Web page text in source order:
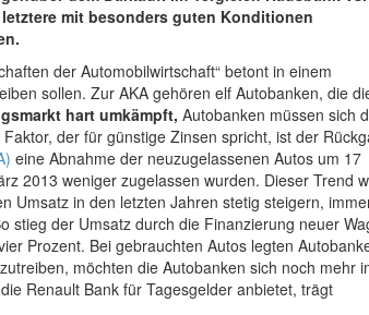
mit besonders guten Konditionen
der Automobilwirtschaft“ betont in einem
sollen. Zur AKA gehören elf Autobanken, die
hart umkämpft, Autobanken müssen sich
der für günstige Zinsen spricht, ist der
eine Abnahme der neuzugelassenen Autos um 17
2013 weniger zugelassen wurden. Dieser Trend
Umsatz in den letzten Jahren stetig steigern,
stieg der Umsatz durch die Finanzierung neuer
Prozent. Bei gebrauchten Autos legten
möchten die Autobanken sich noch mehr
Renault Bank für Tagesgelder anbietet, trägt